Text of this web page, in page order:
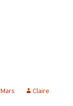
Mars
Claire